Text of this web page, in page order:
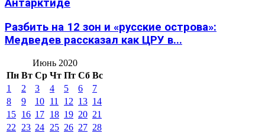
Антарктиде
Разбить на 12 зон и «русские острова»:
Медведев рассказал как ЦРУ в...
Июнь 2020
Пн Вт Ср Чт Пт Сб Вс
1
2 3 4 5 6
7
8
9 10 11 12 13 14
15 16 17 18 19 20 21
22
23 24 25 26 27 28